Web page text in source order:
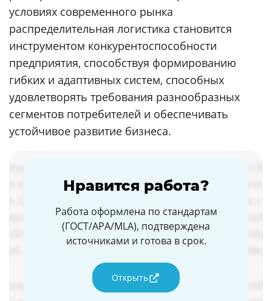
условиях современного рынка
распределительная логистика становится
инструментом конкурентоспособности
предприятия, способствуя формированию
гибких и адаптивных систем, способных
удовлетворять требования разнообразных
сегментов потребителей и обеспечивать
устойчивое развитие бизнеса.
Нравится работа?
Работа оформлена по стандартам
(ГОСТ/APA/MLA), подтверждена
источниками и готова в срок.
Открыть